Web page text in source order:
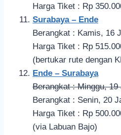
Harga Tiket : Rp
Surabaya – Ende
Berangkat : Kamis, 16
Harga Tiket : Rp
(bertukar rute dengan
Ende – Surabaya
Berangkat : Minggu,
Berangkat : Senin, 20
Harga Tiket : Rp
(via Labuan Bajo)